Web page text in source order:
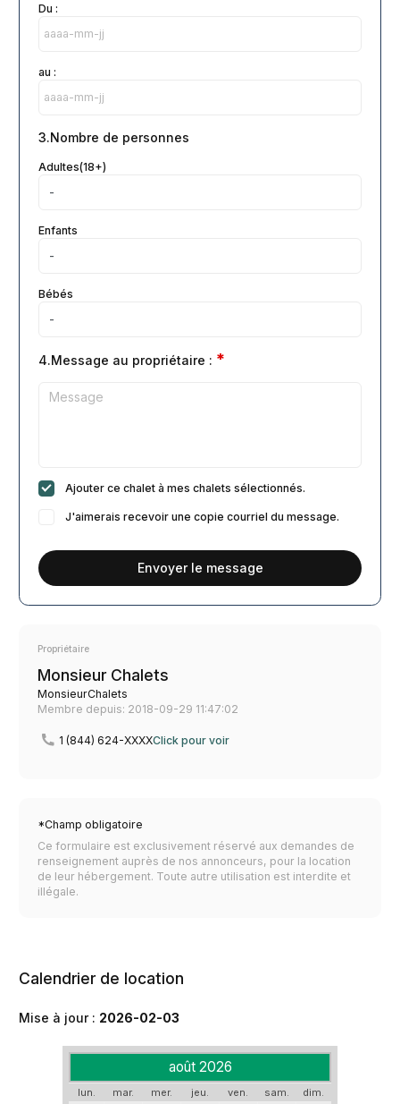
Propriétaire
Monsieur Chalets
MonsieurChalets
Membre depuis: 2018-09-29 11:47:02
1 (844) 624-XXXXClick pour voir
*Champ obligatoire
Ce formulaire est exclusivement réservé aux demandes de
renseignement auprès de nos annonceurs, pour la location
de leur hébergement. Toute autre utilisation est interdite et
illégale.
Du :
au :
3.Nombre de personnes
Adultes(18+)
Enfants
Bébés
4.Message au propriétaire : *
Ajouter ce chalet à mes chalets sélectionnés.
J'aimerais recevoir une copie courriel du message.
Envoyer le message
Calendrier de location
Mise à jour : 2026-02-03
août 2026
lun. mar. mer. jeu. ven. sam. dim.